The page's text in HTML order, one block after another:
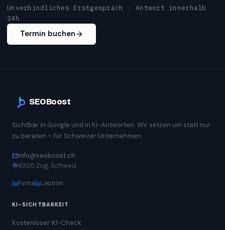
Unverbindliches Erstgespräch · Antwort innerhalb
24h
Termin buchen
SEOBoost
Sichtbar in Google und in KI-Antworten. Wir setzen um statt nur
zu beraten – für Schweizer Unternehmen.
info@seoboost.ch
6300 Zug, Schweiz
Firma Leutrim
KI-SICHTBARKEIT
Kostenloser KI-Check